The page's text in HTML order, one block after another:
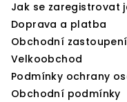
Jak se zaregistrovat
Doprava a platba
Obchodní zastoupení
Velkoobchod
Podmínky ochrany
Obchodní podmínky